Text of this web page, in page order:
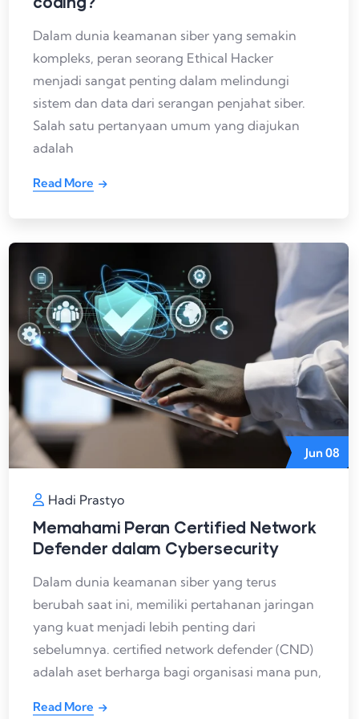
Dalam dunia keamanan siber yang semakin
kompleks, peran seorang Ethical Hacker
menjadi sangat penting dalam melindungi
sistem dan data dari serangan penjahat siber.
Salah satu pertanyaan umum yang diajukan
adalah
Read More
Jun08
Hadi Prastyo
Memahami Peran Certified Network
Defender dalam Cybersecurity
Dalam dunia keamanan siber yang terus
berubah saat ini, memiliki pertahanan jaringan
yang kuat menjadi lebih penting dari
sebelumnya. certified network defender (CND)
adalah aset berharga bagi organisasi mana pun,
Read More